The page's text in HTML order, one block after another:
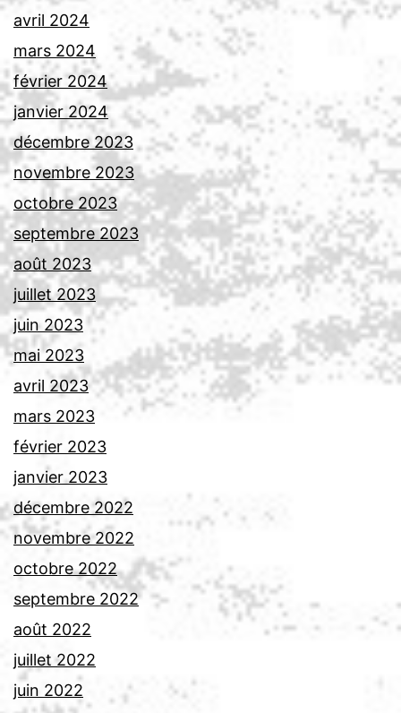
avril 2024
mars 2024
février 2024
janvier 2024
décembre 2023
novembre 2023
octobre 2023
septembre 2023
août 2023
juillet 2023
juin 2023
mai 2023
avril 2023
mars 2023
février 2023
janvier 2023
décembre 2022
novembre 2022
octobre 2022
septembre 2022
août 2022
juillet 2022
juin 2022